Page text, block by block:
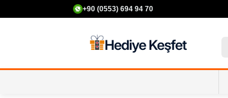
+90 (0553) 694 94 70